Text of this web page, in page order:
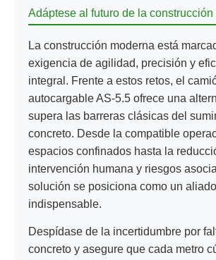
Adáptese al futuro de la construcción
La construcción moderna está
exigencia de agilidad, precisión y
integral. Frente a estos retos, el
autocargable AS-5.5 ofrece una
supera las barreras clásicas del
concreto. Desde la compatible
espacios confinados hasta la
intervención humana y riesgos
solución se posiciona como un aliado
indispensable.
Despídase de la incertidumbre por
concreto y asegure que cada metro